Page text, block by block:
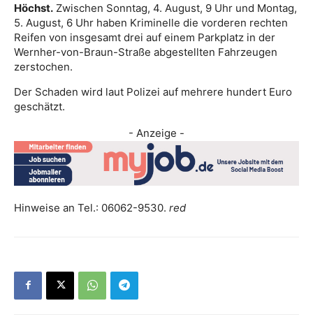
Höchst. Zwischen Sonntag, 4. August, 9 Uhr und Montag,
5. August, 6 Uhr haben Kriminelle die vorderen rechten
Reifen von insgesamt drei auf einem Parkplatz in der
Wernher-von-Braun-Straße abgestellten Fahrzeugen
zerstochen.
Der Schaden wird laut Polizei auf mehrere hundert Euro
geschätzt.
- Anzeige -
Hinweise an Tel.: 06062-9530. red